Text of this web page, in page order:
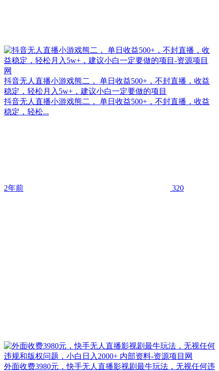
抖音无人直播小游戏熊二， 单日收益500+，不封直播，收益
稳定，轻松月入5w+，建议小白一定要做的项目
抖音无人直播小游戏熊二， 单日收益500+，不封直播，收益
稳定，轻松...
2年前 320
外面收费3980元，快手无人直播影视剧最牛玩法，无视任何违